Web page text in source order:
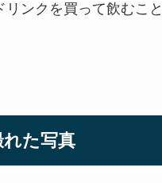
リンクを買って飲むこ
た写真